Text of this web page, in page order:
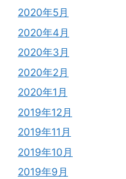
2020年5月
2020年4月
2020年3月
2020年2月
2020年1月
2019年12月
2019年11月
2019年10月
2019年9月